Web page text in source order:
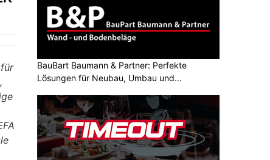
BauBart Baumann & Partner: Perfekte
Lösungen für Neubau, Umbau und